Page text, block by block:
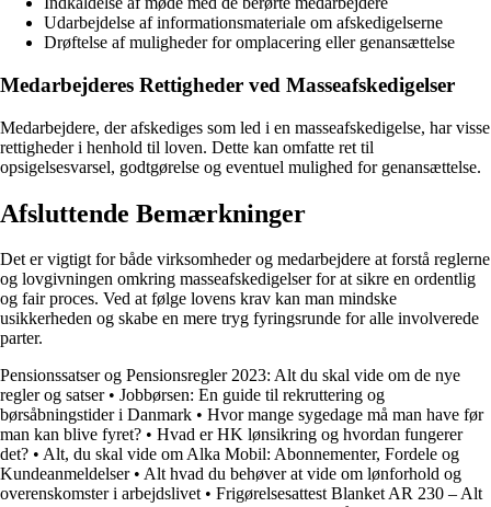
Udarbejdelse af informationsmateriale om afskedigelserne
Drøftelse af muligheder for omplacering eller genansættelse
Medarbejderes Rettigheder ved Masseafskedigelser
Medarbejdere, der afskediges som led i en masseafskedigelse, har visse
rettigheder i henhold til loven. Dette kan omfatte ret til
opsigelsesvarsel, godtgørelse og eventuel mulighed for genansættelse.
Afsluttende Bemærkninger
Det er vigtigt for både virksomheder og medarbejdere at forstå reglerne
og lovgivningen omkring masseafskedigelser for at sikre en ordentlig
og fair proces. Ved at følge lovens krav kan man mindske
usikkerheden og skabe en mere tryg fyringsrunde for alle involverede
parter.
Pensionssatser og Pensionsregler 2023: Alt du skal vide om de nye
regler og satser• Jobbørsen: En guide til rekruttering og
børsåbningstider i Danmark • Hvor mange sygedage må man have før
man kan blive fyret? • Hvad er HK lønsikring og hvordan fungerer
det? • Alt, du skal vide om Alka Mobil: Abonnementer, Fordele og
Kundeanmeldelser• Alt hvad du behøver at vide om lønforhold og
overenskomster i arbejdslivet• Frigørelsesattest Blanket AR 230 – Alt